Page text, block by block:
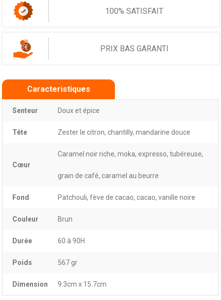
100% SATISFAIT
PRIX BAS GARANTI
Caracteristiques
Senteur Doux et épice
Tête Zester le citron, chantilly, mandarine douce
Cœur
Caramel noir riche, moka, expresso, tubéreuse,
grain de café, caramel au beurre
Fond Patchouli, fève de cacao, cacao, vanille noire
Couleur Brun
Durée 60 à 90H
Poids 567 gr
Dimension 9.3cm x 15.7cm